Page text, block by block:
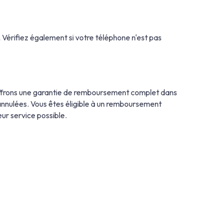
également si votre téléphone n'est pas
une garantie de remboursement complet dans
Vous êtes éligible à un remboursement
service possible.